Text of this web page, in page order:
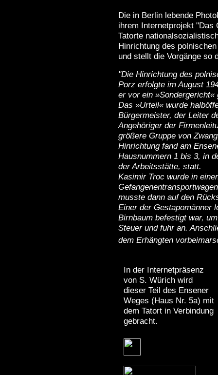
Die in Berlin lebende
ihrem Internetprojekt "Das
Tatorte
Hinrichtung des
und stellt die Vorgänge so
"Die Hinrichtung des
Porz erfolgte im August
er vor ein »Sondergericht«
Das »Urteil« wurde
Bürgermeister, der Leiter
Angehöriger der
größere Gruppe von
Hinrichtung fand am
Hausnummern 1 bis 3, in
der Arbeitsstätte, statt.
Kasimir Troc wurde in
musste dann auf den
Einer der Gestapomänner
Birnbaum befestigt war,
Steuer und fuhr an.
dem Erhängten
In der Internetpräsenz
von S. Würich wird
dieser Teil des Ensener
Weges (Haus Nr. 5a) mit
dem Tatort in Verbindung
gebracht.